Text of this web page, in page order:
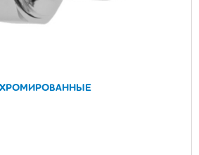
ХРОМИРОВАННЫЕ